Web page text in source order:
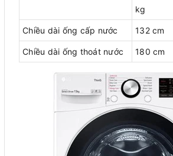
kg
Chiều dài ống cấp nước 132 cm
Chiều dài ống thoát nước 180 cm